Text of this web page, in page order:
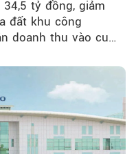
tỷ đồng, giảm
đất khu công
doanh thu vào cuối